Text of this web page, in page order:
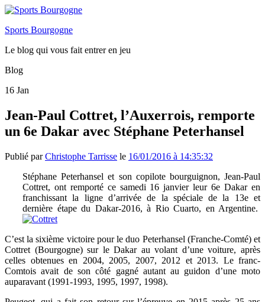
Sports Bourgogne
Le blog qui vous fait entrer en jeu
Blog
16 Jan
Jean-Paul Cottret, l’Auxerrois, remporte
un 6e Dakar avec Stéphane Peterhansel
Publié parChristophe Tarrisse le 16/01/2016 à 14:35:32
Stéphane Peterhansel et son copilote bourguignon, Jean-Paul
Cottret, ont remporté ce samedi 16 janvier leur 6e Dakar en
franchissant la ligne d’arrivée de la spéciale de la 13e et
dernière étape du Dakar-2016, à Rio Cuarto, en Argentine.
C’est la sixième victoire pour le duo Peterhansel (Franche-Comté) et
Cottret (Bourgogne) sur le Dakar au volant d’une voiture, après
celles obtenues en 2004, 2005, 2007, 2012 et 2013. Le franc-
Comtois avait de son côté gagné autant au guidon d’une moto
auparavant (1991-1993, 1995, 1997, 1998).